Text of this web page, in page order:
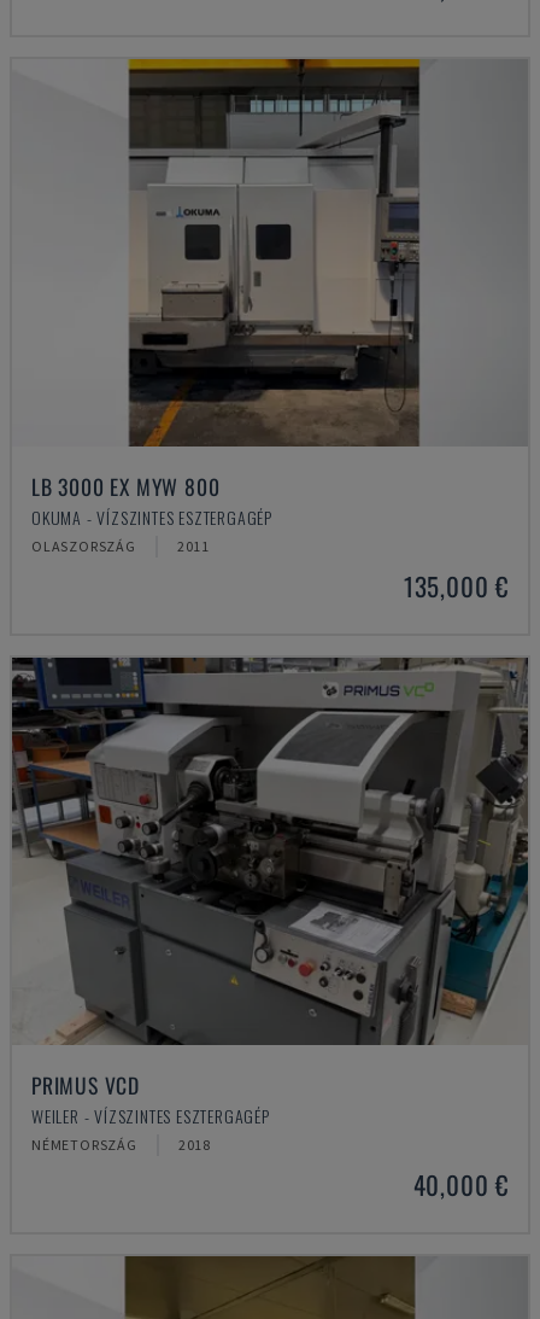
LB 3000 EX MYW 800
OKUMA - VÍZSZINTES ESZTERGAGÉP
OLASZORSZÁG 2011
135,000 €
PRIMUS VCD
WEILER - VÍZSZINTES ESZTERGAGÉP
NÉMETORSZÁG 2018
40,000 €